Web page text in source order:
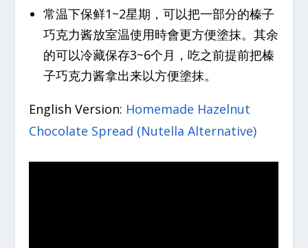
常温下保鲜1~2星期，可以把一部分的榛子
巧克力酱放室温使用時會更方便塗抹。其余
的可以冷藏保存3~6个月，吃之前提前把榛
子巧克力酱拿出来以方便塗抹。
English Version: Homemade Hazelnut
Chocolate Spread (Nutella Alternative)